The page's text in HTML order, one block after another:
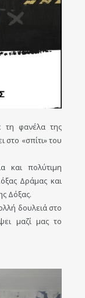
τη φανέλα της
στο «σπίτι» του
και πολύτιμη
Δράμας και
Δόξας.
δουλειά στο
μαζί μας το